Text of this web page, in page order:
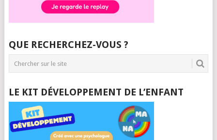
QUE RECHERCHEZ-VOUS ?
LE KIT DÉVELOPPEMENT DE L’ENFANT